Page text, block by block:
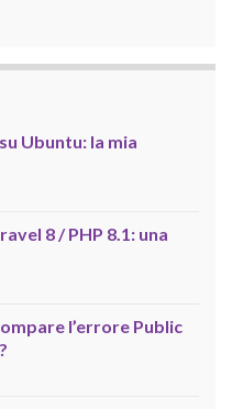
Ubuntu: la mia
8 / PHP 8.1: una
l’errore Public